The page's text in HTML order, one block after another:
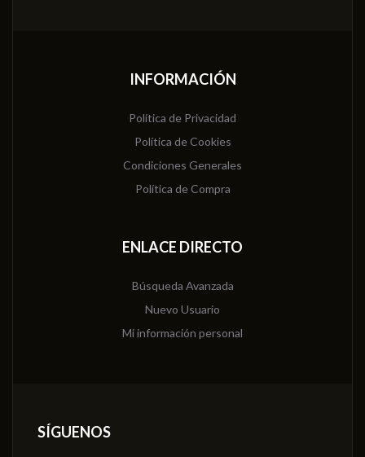
INFORMACIÓN
Política de Privacidad
Política de Cookies
Condiciones Generales
Política de Compra
ENLACE DIRECTO
Búsqueda Avanzada
Nuevo Usuario
Mi información personal
SÍGUENOS